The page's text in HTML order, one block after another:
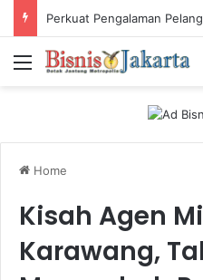
Menu
Home
Kisah Agen
Karawang,